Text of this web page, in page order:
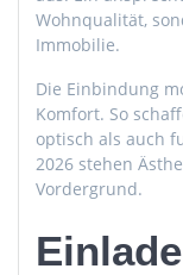
Wohnqualität,
Immobilie.
Die Einbindung
Komfort. So
optisch als auch
2026 stehen
Vordergrund.